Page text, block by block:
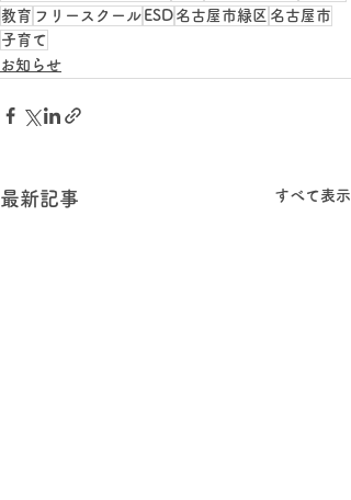
教育 フリースクール ESD 名古屋市緑区 名古屋市
子育て
お知らせ
最新記事 すべて表示